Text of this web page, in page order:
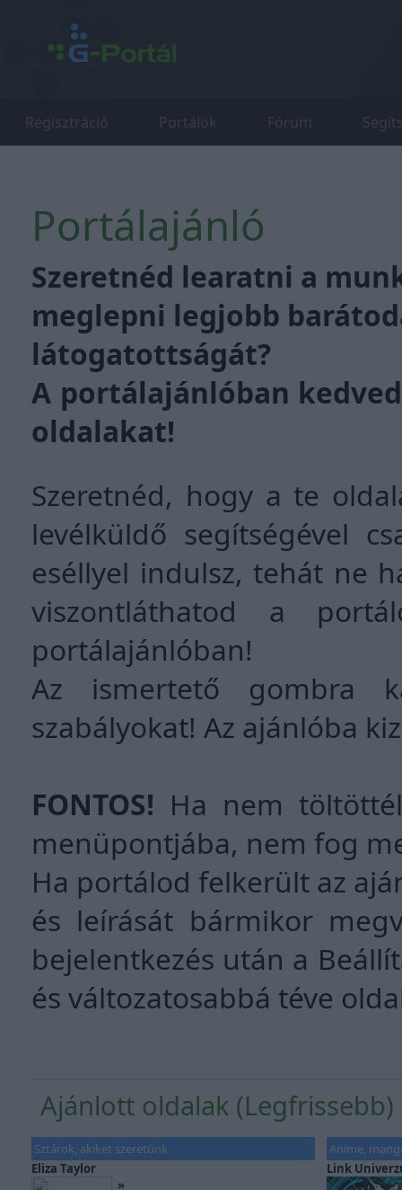
Regisztráció Portálok Fórum
Portálajánló
Szeretnéd learatni a
meglepni legjobb
látogatottságát?
A portálajánlóban
oldalakat!
Szeretnéd, hogy a te
levélküldő segítségével
eséllyel indulsz, tehát ne
viszontláthatod a
portálajánlóban!
Az ismertető gombra
szabályokat! Az ajánlóba
FONTOS! Ha nem
menüpontjába, nem fog
Ha portálod felkerült az
és leírását bármikor
bejelentkezés után a
és változatosabbá téve
Ajánlott oldalak (Legfrissebb)
Sztárok, akiket szeretünk
Eliza Taylor
»
Anime,
Link